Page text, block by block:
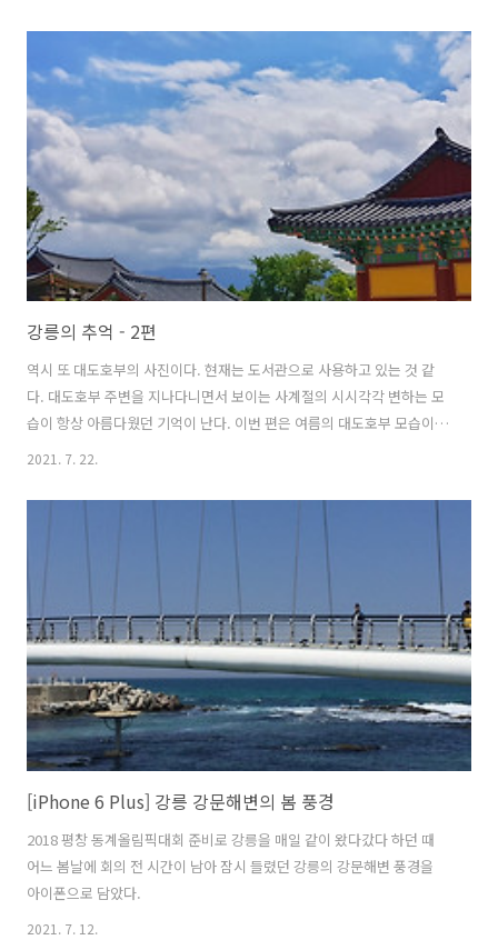
강릉의 추억 - 2편
역시 또 대도호부의 사진이다. 현재는 도서관으로 사용하고 있는 것 같
다. 대도호부 주변을 지나다니면서 보이는 사계절의 시시각각 변하는 모
습이 항상 아름다웠던 기억이 난다. 이번 편은 여름의 대도호부 모습이
다.
2021. 7. 22.
[iPhone 6 Plus] 강릉 강문해변의 봄 풍경
2018 평창 동계올림픽대회 준비로 강릉을 매일 같이 왔다갔다 하던 때
어느 봄날에 회의 전 시간이 남아 잠시 들렸던 강릉의 강문해변 풍경을
아이폰으로 담았다.
2021. 7. 12.